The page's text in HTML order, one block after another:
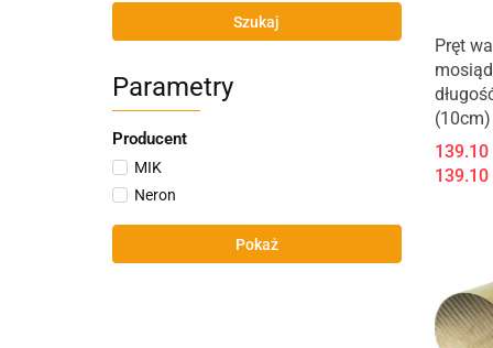
Szukaj
Parametry
Producent
MIK
Neron
Pokaż
Pręt
(10cm)
139.10
139.10